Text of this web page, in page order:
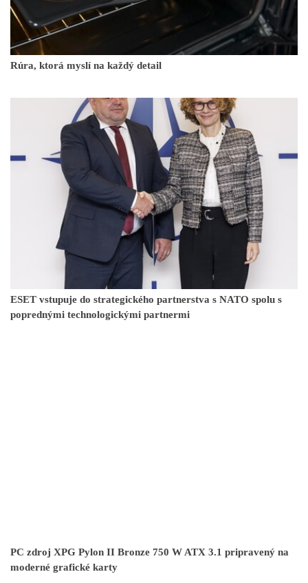
Rúra, ktorá myslí na každý detail
ESET vstupuje do strategického partnerstva s NATO spolu s
poprednými technologickými partnermi
PC zdroj XPG Pylon II Bronze 750 W ATX 3.1 pripravený na
moderné grafické karty